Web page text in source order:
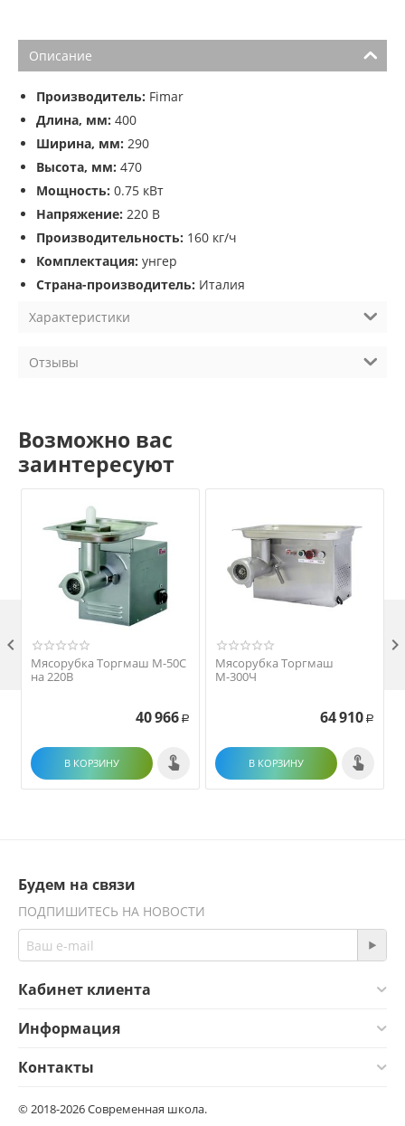
Описание
Производитель: Fimar
Длина, мм: 400
Ширина, мм: 290
Высота, мм: 470
Мощность: 0.75 кВт
Напряжение: 220 В
Производительность: 160 кг/ч
Комплектация: унгер
Страна-производитель: Италия
Характеристики
Отзывы
Возможно вас
заинтересуют
Мясорубка Торгмаш М-50С
на 220В
40 966 Р
В КОРЗИНУ
Мясорубка Торгмаш
М-300Ч
64 910 Р
В КОРЗИНУ
 
Будем на связи
ПОДПИШИТЕСЬ НА НОВОСТИ
Кабинет клиента
Информация
Контакты
© 2018-2026 Современная школа.